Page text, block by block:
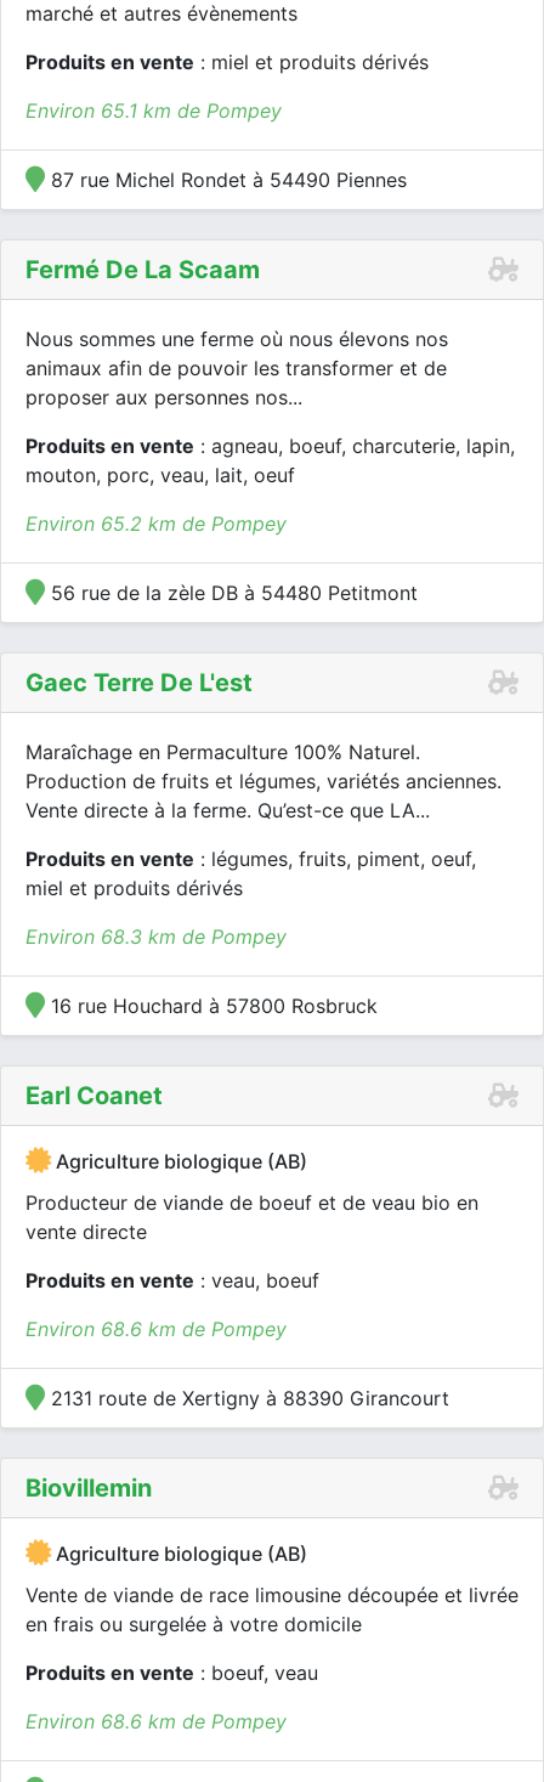
marché et autres évènements
Produits en vente : miel et produits dérivés
Environ 65.1 km de Pompey
87 rue Michel Rondet à 54490 Piennes
Fermé De La Scaam
Nous sommes une ferme où nous élevons nos
animaux afin de pouvoir les transformer et de
proposer aux personnes nos...
Produits en vente : agneau, boeuf, charcuterie, lapin,
mouton, porc, veau, lait, oeuf
Environ 65.2 km de Pompey
56 rue de la zèle DB à 54480 Petitmont
Gaec Terre De L'est
Maraîchage en Permaculture 100% Naturel.
Production de fruits et légumes, variétés anciennes.
Vente directe à la ferme. Qu’est-ce que LA...
Produits en vente : légumes, fruits, piment, oeuf,
miel et produits dérivés
Environ 68.3 km de Pompey
16 rue Houchard à 57800 Rosbruck
Earl Coanet
Agriculture biologique (AB)
Producteur de viande de boeuf et de veau bio en
vente directe
Produits en vente : veau, boeuf
Environ 68.6 km de Pompey
2131 route de Xertigny à 88390 Girancourt
Biovillemin
Agriculture biologique (AB)
Vente de viande de race limousine découpée et livrée
en frais ou surgelée à votre domicile
Produits en vente : boeuf, veau
Environ 68.6 km de Pompey